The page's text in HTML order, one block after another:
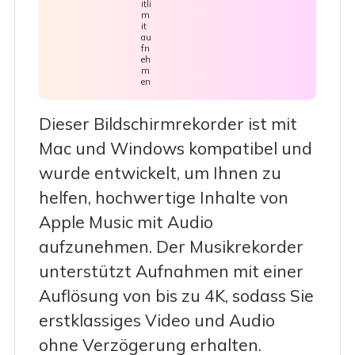
itli
m
it
au
fn
eh
m
en
Dieser Bildschirmrekorder ist mit
Mac und Windows kompatibel und
wurde entwickelt, um Ihnen zu
helfen, hochwertige Inhalte von
Apple Music mit Audio
aufzunehmen. Der Musikrekorder
unterstützt Aufnahmen mit einer
Auflösung von bis zu 4K, sodass Sie
erstklassiges Video und Audio
ohne Verzögerung erhalten.